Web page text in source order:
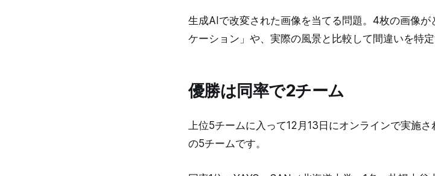
生成AIで改変された画像を当てる問題。4枚の画像
ケーション」や、実際の風景と比較して間違いを特定
優勝は同率で2チーム
上位5チームに入って12月13日にオンラインで実施
の5チームです。